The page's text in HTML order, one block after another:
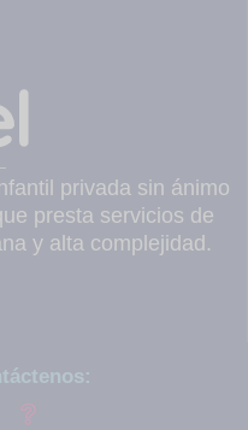
privada sin ánimo
presta servicios de
y alta complejidad.